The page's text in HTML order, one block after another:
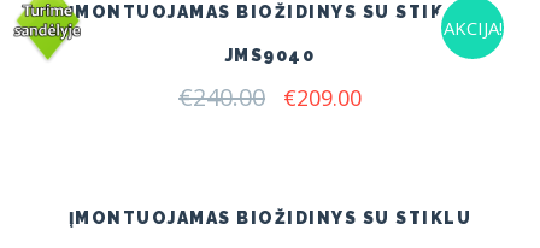
AKCIJA!
ĮMONTUOJAMAS BIOŽIDINYS SU STIKLU
JMS9040
€240.00 Original
€209.00Current
ĮMONTUOJAMAS BIOŽIDINYS SU STIKLU